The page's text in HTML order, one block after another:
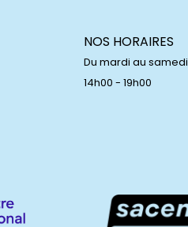
NOS HORAIRES
Du mardi au samedi
14h00 - 19h00